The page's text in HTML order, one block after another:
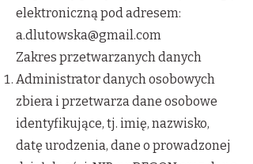
elektroniczną pod adresem:
a.dlutowska@gmail.com
Zakres przetwarzanych danych
Administrator danych osobowych
zbiera i przetwarza dane osobowe
identyfikujące, tj. imię, nazwisko,
datę urodzenia, dane o prowadzonej